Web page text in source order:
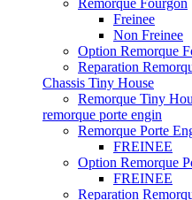
Remorque Fourgon
Freinee
Non Freinee
Option Remorque
Reparation
Chassis Tiny House
Remorque Tiny
remorque porte engin
Remorque Porte
FREINEE
Option Remorque
FREINEE
Reparation